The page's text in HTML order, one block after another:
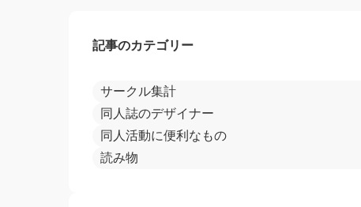
記事のカテゴリー
サークル集計
同人誌のデザイナー
同人活動に便利なもの
読み物